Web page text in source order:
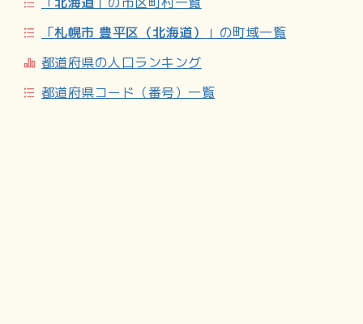
河川
月寒川：月寒西、および西岡との境界を流れる。
うらうちない川：隣接の森林総合研究所敷地内から福住へ入
り、札幌ドーム敷地内へと流れる。
「札幌市 豊平区（北海道）
」の町域一覧
都道府県の人口ランキング
都道府県コード（番号）一覧